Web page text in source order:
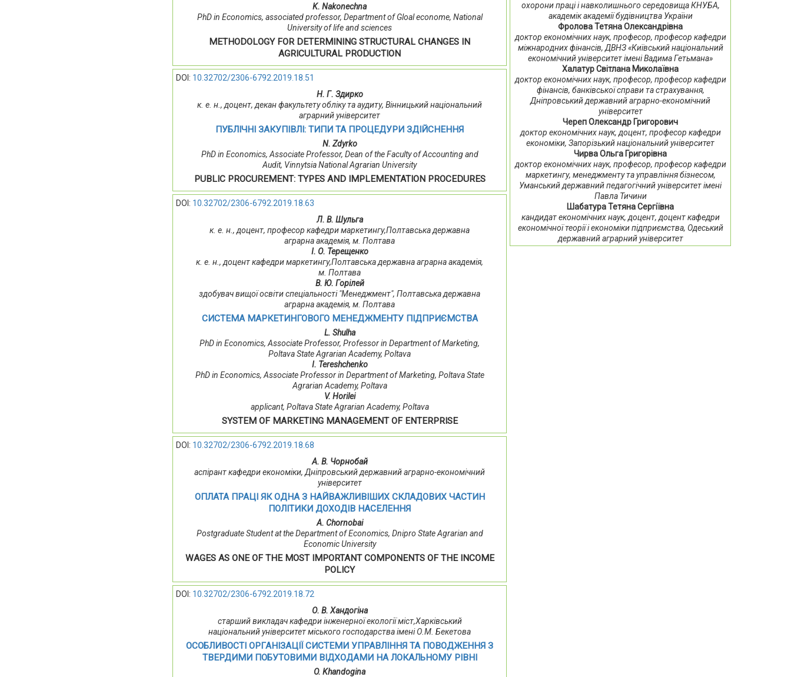
K. Nakonechna
PhD in Economics, associated professor, Department of Gloal econome, National
University of life and sciences
METHODOLOGY FOR DETERMINING STRUCTURAL CHANGES IN
AGRICULTURAL PRODUCTION
DOI: 10.32702/2306-6792.2019.18.51
Н. Г. Здирко
к. е. н., доцент, декан факультету обліку та аудиту, Вінницький національний
аграрний університет
ПУБЛІЧНІ ЗАКУПІВЛІ: ТИПИ ТА ПРОЦЕДУРИ ЗДІЙСНЕННЯ
N. Zdyrko
PhD in Economics, Associate Professor, Dean of the Faculty of Accounting and
Audit, Vinnytsia National Agrarian University
PUBLIC PROCUREMENT: TYPES AND IMPLEMENTATION PROCEDURES
DOI: 10.32702/2306-6792.2019.18.63
Л. В. Шульга
к. е. н., доцент, професор кафедри маркетингу,Полтавська державна
аграрна академія, м. Полтава
І. О. Терещенко
к. е. н., доцент кафедри маркетингу,Полтавська державна аграрна академія,
м. Полтава
В. Ю. Горілей
здобувач вищої освіти спеціальності "Менеджмент", Полтавська державна
аграрна академія, м. Полтава
СИСТЕМА МАРКЕТИНГОВОГО МЕНЕДЖМЕНТУ ПІДПРИЄМСТВА
L. Shulha
PhD in Economics, Associate Professor, Professor in Department of Marketing,
Poltava State Agrarian Academy, Poltava
І. Tereshchenko
PhD in Economics, Associate Professor in Department of Marketing, Poltava State
Agrarian Academy, Poltava
V. Horilei
applicant, Poltava State Agrarian Academy, Poltava
SYSTEM OF MARKETING MANAGEMENT OF ENTERPRISE
DOI: 10.32702/2306-6792.2019.18.68
А. В. Чорнобай
аспірант кафедри економіки, Дніпровський державний аграрно-економічний
університет
ОПЛАТА ПРАЦІ ЯК ОДНА З НАЙВАЖЛИВІШИХ СКЛАДОВИХ ЧАСТИН
ПОЛІТИКИ ДОХОДІВ НАСЕЛЕННЯ
A. Chornobai
Postgraduate Student at the Department of Economics, Dnipro State Agrarian and
Economic University
WAGES AS ONE OF THE MOST IMPORTANT COMPONENTS OF THE INCOME
POLICY
DOI: 10.32702/2306-6792.2019.18.72
О. В. Хандогіна
старший викладач кафедри інженерної екології міст,Харківський
національний університет міського господарства імені О.М. Бекетова
ОСОБЛИВОСТІ ОРГАНІЗАЦІЇ СИСТЕМИ УПРАВЛІННЯ ТА ПОВОДЖЕННЯ З
ТВЕРДИМИ ПОБУТОВИМИ ВІДХОДАМИ НА ЛОКАЛЬНОМУ РІВНІ
O. Khandogina
охорони праці і навколишнього середовища КНУБА,
академік академії будівництва України
Фролова Тетяна Олександрівна
доктор економічних наук, професор, професор кафедри
міжнародних фінансів, ДВНЗ «Київський національний
економічний університет імені Вадима Гетьмана»
Халатур Світлана Миколаївна
доктор економічних наук, професор, професор кафедри
фінансів, банківської справи та страхування,
Дніпровський державний аграрно-економічний
університет
Череп Олександр Григорович
доктор економічних наук, доцент, професор кафедри
економіки, Запорізький національний університет
Чирва Ольга Григорівна
доктор економічних наук, професор, професор кафедри
маркетингу, менеджменту та управління бізнесом,
Уманський державний педагогічний університет імені
Павла Тичини
Шабатура Тетяна Сергіївна
кандидат економічних наук, доцент, доцент кафедри
економічної теорії і економіки підприємства, Одеський
державний аграрний університет